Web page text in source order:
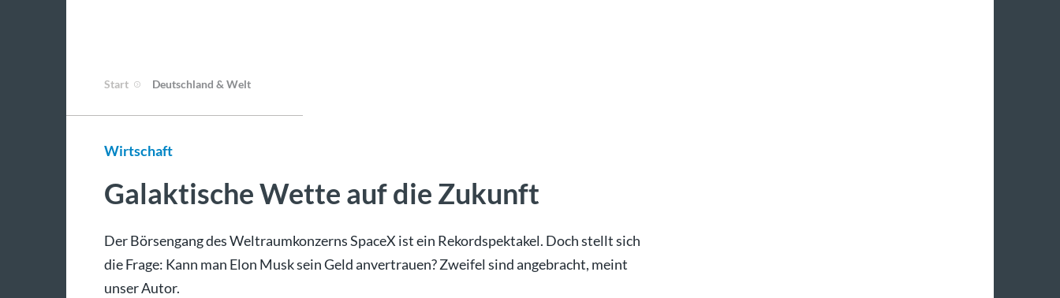
Start Deutschland & Welt
Wirtschaft
Galaktische Wette auf die Zukunft
Der Börsengang des Weltraumkonzerns SpaceX ist ein Rekordspektakel. Doch stellt sich
die Frage: Kann man Elon Musk sein Geld anvertrauen? Zweifel sind angebracht, meint
unser Autor.